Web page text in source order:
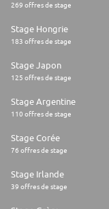
269 offres de stage
Stage Hongrie
183 offres de stage
Stage Japon
125 offres de stage
Stage Argentine
110 offres de stage
Stage Corée
76 offres de stage
Stage Irlande
39 offres de stage